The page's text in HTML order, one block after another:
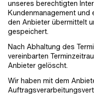
unseres berechtigten
Kundenmanagement und
den Anbieter übermittelt
gespeichert.
Nach Abhaltung des
vereinbarten
Anbieter gelöscht.
Wir haben mit dem